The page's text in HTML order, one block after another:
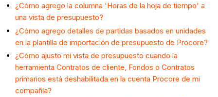
¿Cómo agrego la columna 'Horas de la hoja de tiempo' a
una vista de presupuesto?
¿Cómo agrego detalles de partidas basados en unidades
en la plantilla de importación de presupuesto de Procore?
¿Cómo ajusto mi vista de presupuesto cuando la
herramienta Contratos de cliente, Fondos o Contratos
primarios está deshabilitada en la cuenta Procore de mi
compañía?